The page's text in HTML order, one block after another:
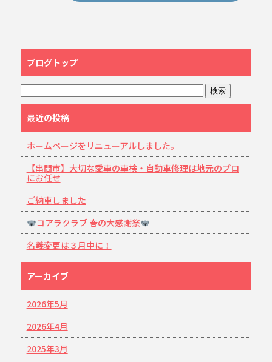
ブログトップ
最近の投稿
ホームページをリニューアルしました。
【串間市】大切な愛車の車検・自動車修理は地元のプロ
にお任せ
ご納車しました
コアラクラブ 春の大感謝祭
名義変更は３月中に！
アーカイブ
2026年5月
2026年4月
2025年3月